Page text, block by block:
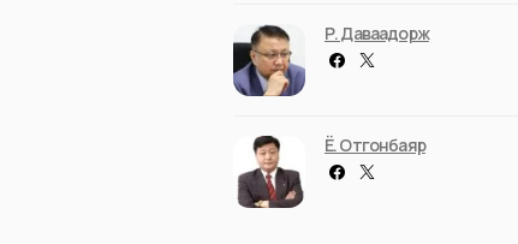
Р. Даваадорж
Ё. Отгонбаяр